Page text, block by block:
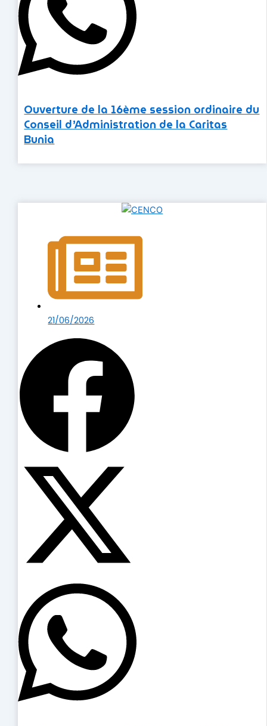
Ouverture de la 16ème session ordinaire du
Conseil d’Administration de la Caritas
Bunia
21/06/2026